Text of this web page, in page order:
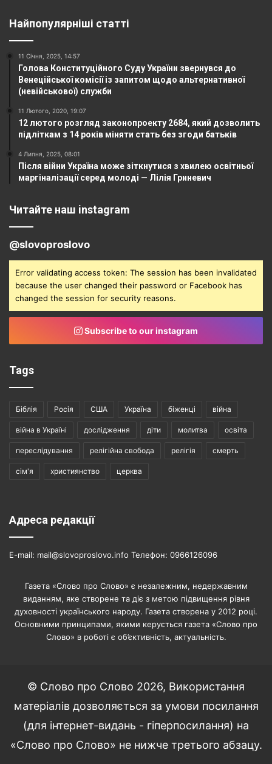
Найпопулярніші статті
11 Січня, 2025, 14:57
Голова Конституційного Суду України звернувся до
Венеційської комісії із запитом щодо альтернативної
(невійськової) служби
11 Лютого, 2020, 19:07
12 лютого розгляд законопроекту 2684, який дозволить
підліткам з 14 років міняти стать без згоди батьків
4 Липня, 2025, 08:01
Після війни Україна може зіткнутися з хвилею освітньої
маргіналізації серед молоді — Лілія Гриневич
Читайте наш instagram
@slovoproslovo
Error validating access token: The session has been invalidated
because the user changed their password or Facebook has
changed the session for security reasons.
Subscribe to our instagram
Tags
Біблія Росія США Україна біженці війна
війна в Україні дослідження діти молитва освіта
переслідування релігійна свобода релігія смерть
сім'я християнство церква
Адреса редакції
E-mail: mail@slovoproslovo.info Телефон: 0966126096
Газета «Слово про Слово» є незалежним, недержавним
виданням, яке створене та діє з метою підвищення рівня
духовності українського народу. Газета створена у 2012 році.
Основними принципами, якими керується газета «Слово про
Слово» в роботі є об’єктивність, актуальність.
© Слово про Слово 2026, Використання
матеріалів дозволяється за умови посилання
(для інтернет-видань - гіперпосилання) на
«Слово про Слово» не нижче третього абзацу.